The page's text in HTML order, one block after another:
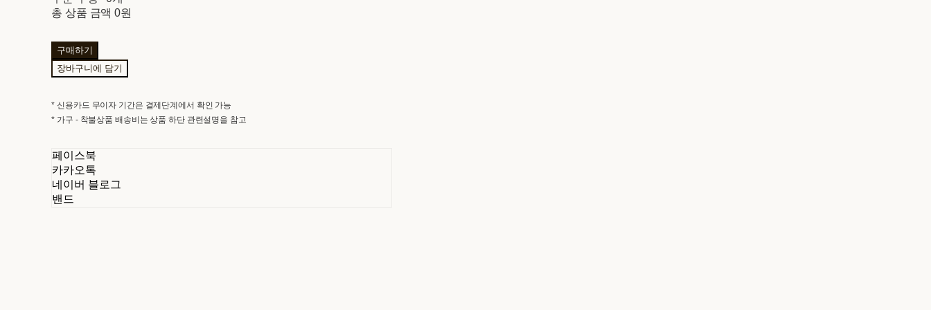
총 상품 금액 0원
구매하기
장바구니에 담기
* 신용카드 무이자 기간은 결제단계에서 확인 가능
* 가구 - 착불상품 배송비는 상품 하단 관련설명을 참고
페이스북
카카오톡
네이버 블로그
밴드